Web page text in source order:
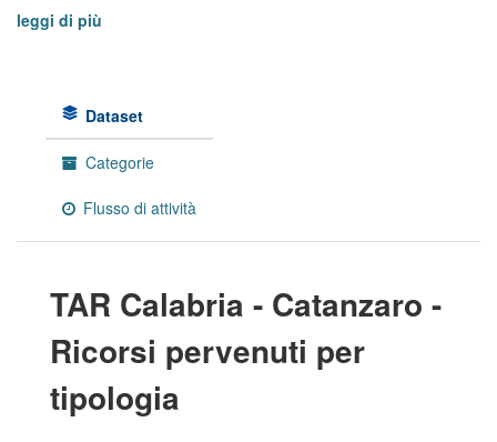
leggi di più
Dataset
Categorie
Flusso di attività
TAR Calabria - Catanzaro -
Ricorsi pervenuti per
tipologia